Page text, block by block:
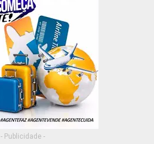
- Publicidade -